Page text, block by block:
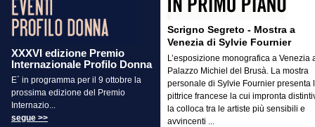
XXXVI edizione Premio
Internazionale Profilo Donna
E` in programma per il 9 ottobre la
prossima edizione del Premio
Internazio...
segue >>
Scrigno Segreto - Mostra a
Venezia di Sylvie Fournier
L’esposizione monografica a Venezia
Palazzo Michiel del Brusà. La mostra
personale di Sylvie Fournier presenta
pittrice francese la cui impronta
la colloca tra le artiste più sensibili e
avvincenti ...